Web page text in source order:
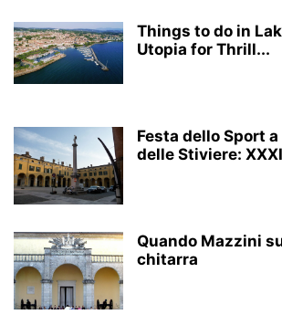
Things to do in
Utopia for Thrill...
Festa dello Sport
delle Stiviere:
Quando Mazzini
chitarra